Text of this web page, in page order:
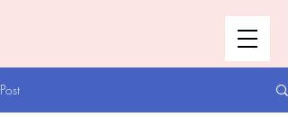
Post